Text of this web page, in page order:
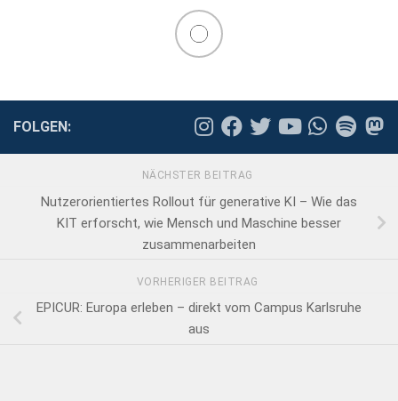
FOLGEN:
NÄCHSTER BEITRAG
Nutzerorientiertes Rollout für generative KI – Wie das
KIT erforscht, wie Mensch und Maschine besser
zusammenarbeiten
VORHERIGER BEITRAG
EPICUR: Europa erleben – direkt vom Campus Karlsruhe
aus